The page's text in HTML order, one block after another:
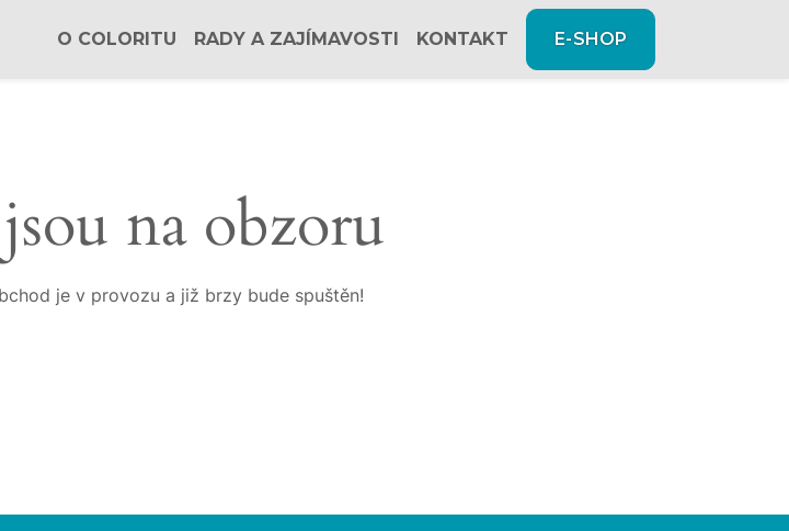
O COLORITU RADY A ZAJÍMAVOSTI KONTAKT E-SHOP
na obzoru
je v provozu a již brzy bude spuštěn!